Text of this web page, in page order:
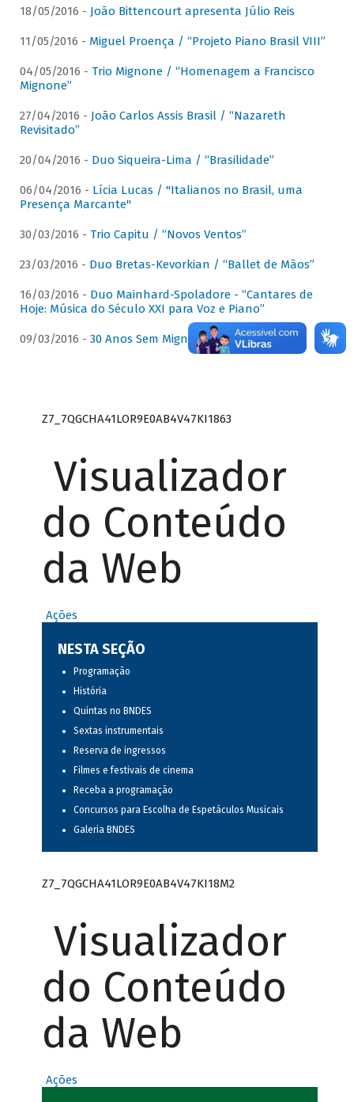
18/05/2016 - João Bittencourt apresenta Júlio Reis
11/05/2016 - Miguel Proença / “Projeto Piano Brasil VIII”
04/05/2016 - Trio Mignone / “Homenagem a Francisco
Mignone”
27/04/2016 - João Carlos Assis Brasil / “Nazareth
Revisitado”
20/04/2016 - Duo Siqueira-Lima / “Brasilidade”
06/04/2016 - Lícia Lucas / "Italianos no Brasil, uma
Presença Marcante"
30/03/2016 - Trio Capitu / “Novos Ventos”
23/03/2016 - Duo Bretas-Kevorkian / “Ballet de Mãos”
16/03/2016 - Duo Mainhard-Spoladore - “Cantares de
Hoje: Música do Século XXI para Voz e Piano”
09/03/2016 - 30 Anos Sem Mignone
Z7_7QGCHA41LOR9E0AB4V47KI1863
Visualizador
do Conteúdo
da Web
Ações
NESTA SEÇÃO
Programação
História
Quintas no BNDES
Sextas instrumentais
Reserva de ingressos
Filmes e festivais de cinema
Receba a programação
Concursos para Escolha de Espetáculos Musicais
Galeria BNDES
Z7_7QGCHA41LOR9E0AB4V47KI18M2
Visualizador
do Conteúdo
da Web
Ações